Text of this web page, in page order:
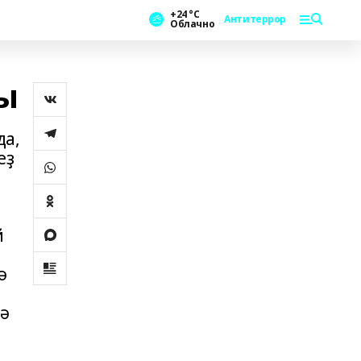
+24 °С
Облачно Антитеррор